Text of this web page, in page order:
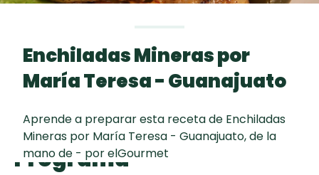
Galletas con
Chispas de
Raspaditas
Enchiladas Mineras por
María Teresa - Guanajuato
Aprende a preparar esta receta de Enchiladas
Mineras por María Teresa - Guanajuato, de la
mano de - por elGourmet
Programa